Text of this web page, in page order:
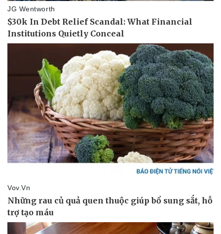
Doanh nghiệp
Thông tin doanh nghiệp
Doanh nghiệp 24h
Công nghệ
Sành điệu
Tin Công nghệ
Trải nghiệm